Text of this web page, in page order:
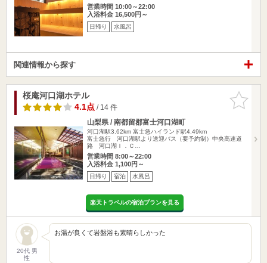
営業時間 10:00～22:00
入浴料金 16,500円～
日帰り 水風呂
関連情報から探す
お気に入
りに追加
桜庵河口湖ホテル
4.1点/ 14 件
山梨県 / 南都留郡富士河口湖町
河口湖駅3.62km 富士急ハイランド駅4.49km
富士急行 河口湖駅より送迎バス（要予約制）中央高速道
路 河口湖Ｉ．Ｃ…
営業時間 8:00～22:00
入浴料金 1,100円～
日帰り 宿泊 水風呂
楽天トラベルの宿泊プランを見る
20代 男
性
お湯が良くて岩盤浴も素晴らしかった